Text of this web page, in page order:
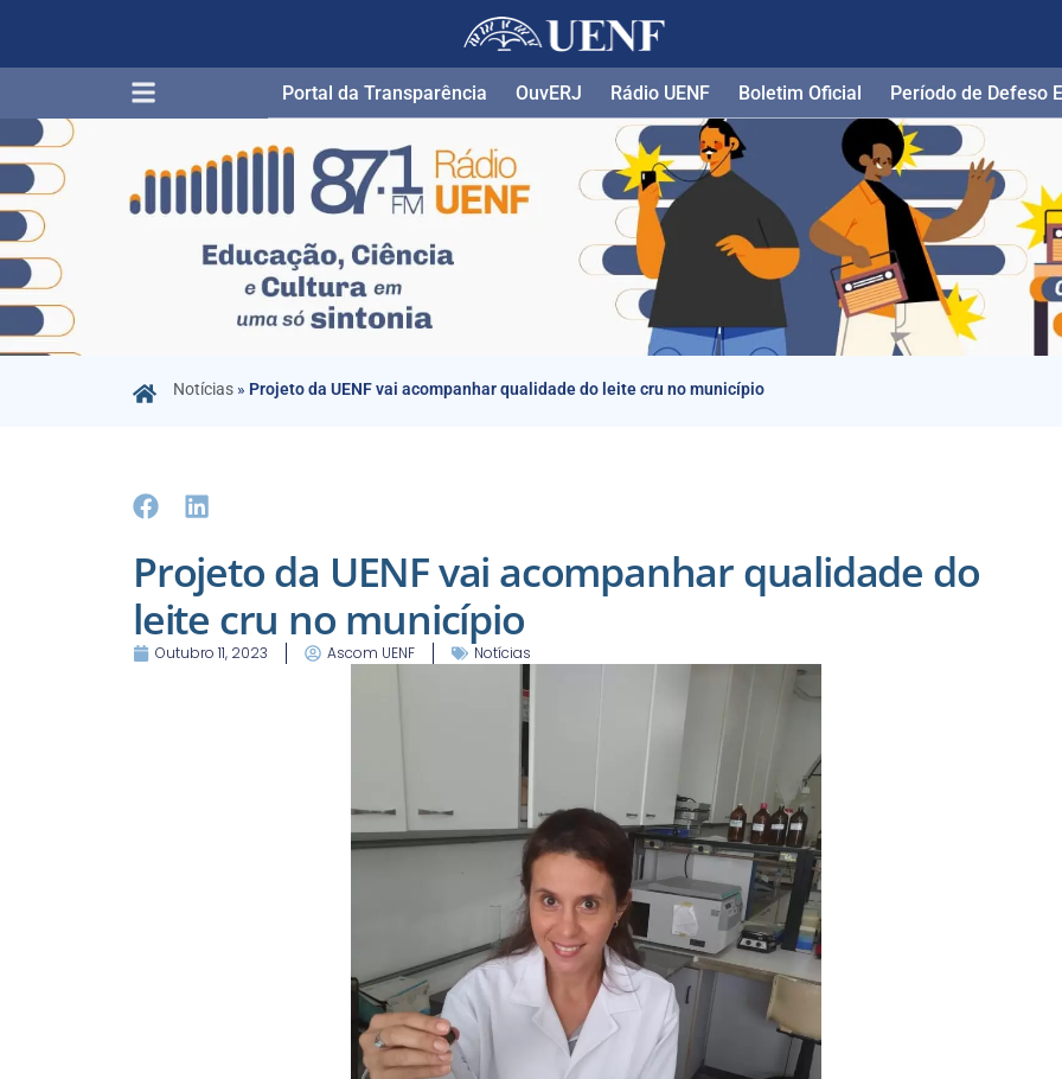
Portal da Transparência​ OuvERJ Rádio UENF Boletim Oficial Período de Defeso
Notícias » Projeto da UENF vai acompanhar qualidade do leite cru no município
Projeto da UENF vai acompanhar qualidade do
leite cru no município
Outubro 11, 2023 Ascom UENF Notícias